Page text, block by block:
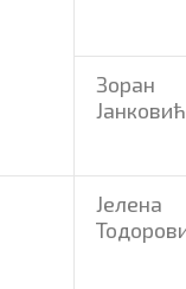
Зоран
Јанковић
Јелена